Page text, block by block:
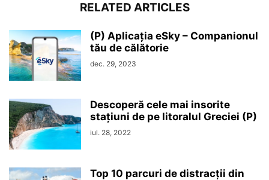
RELATED ARTICLES
(P) Aplicația eSky – Companionul
tău de călătorie
dec. 29, 2023
Descoperă cele mai insorite
stațiuni de pe litoralul Greciei (P)
iul. 28, 2022
Top 10 parcuri de distracții din